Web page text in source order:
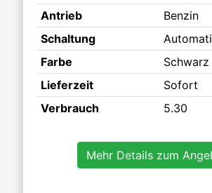
Antrieb
Benzin
Schaltung
Farbe
Schwarz
Lieferzeit
Sofort
Verbrauch
5.30
Mehr Details zum